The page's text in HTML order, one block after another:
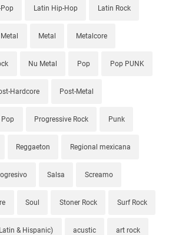
Pop Latin Hip-Hop Latin Rock
Metal Metalcore
Nu Metal Pop Pop PUNK
Hardcore Post-Metal
Pop Progressive Rock Punk
Reggaeton Regional mexicana
Salsa Screamo
Soul Stoner Rock Surf Rock
& Hispanic) acustic art rock